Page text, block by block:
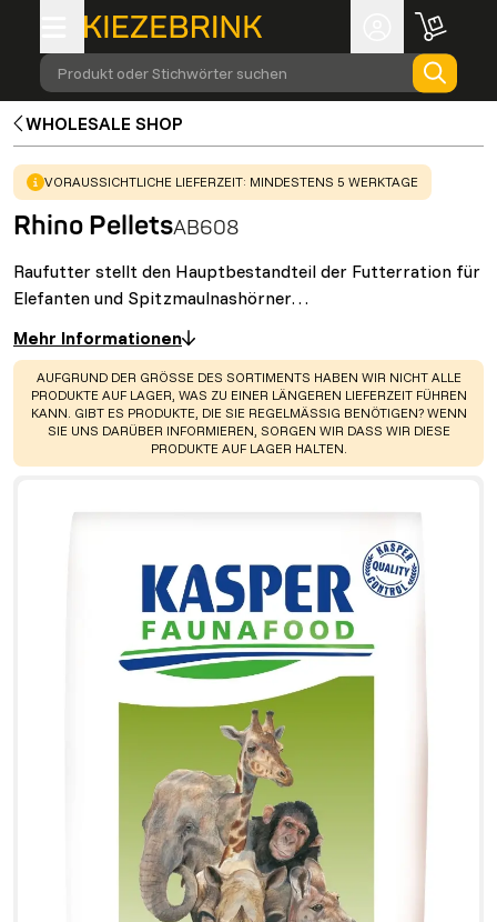
Produkt oder Stichwörter suchen
WHOLESALE SHOP
WARNING:
VORAUSSICHTLICHE LIEFERZEIT: MINDESTENS 5 WERKTAGE
Rhino PelletsAB608
Raufutter stellt den Hauptbestandteil der Futterration für
Elefanten und Spitzmaulnashörner…
Mehr Informationen
WARNING:
AUFGRUND DER GRÖSSE DES SORTIMENTS HABEN WIR NICHT ALLE
PRODUKTE AUF LAGER, WAS ZU EINER LÄNGEREN LIEFERZEIT FÜHREN
KANN. GIBT ES PRODUKTE, DIE SIE REGELMÄSSIG BENÖTIGEN? WENN S
IE UNS DARÜBER INFORMIEREN, SORGEN WIR DASS WIR DIESE P
RODUKTE AUF LAGER HALTEN.